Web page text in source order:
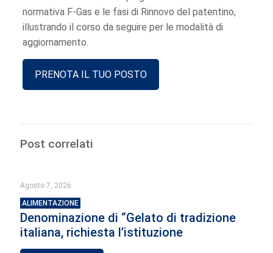
normativa F-Gas e le fasi di Rinnovo del patentino,
illustrando il corso da seguire per le modalità di
aggiornamento.
PRENOTA IL TUO POSTO
Post correlati
Agosto 7, 2026
ALIMENTAZIONE
Denominazione di “Gelato di tradizione
italiana, richiesta l’istituzione